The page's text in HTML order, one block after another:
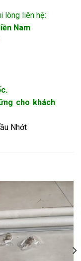
lòng liên hệ:
Nam
cho khách
Nhớt